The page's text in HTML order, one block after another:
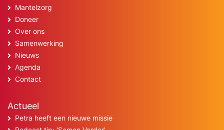
Mantelzorg
Doneer
Over ons
Samenwerking
Nieuws
Agenda
Contact
Actueel
Petra heeft een nieuwe missie